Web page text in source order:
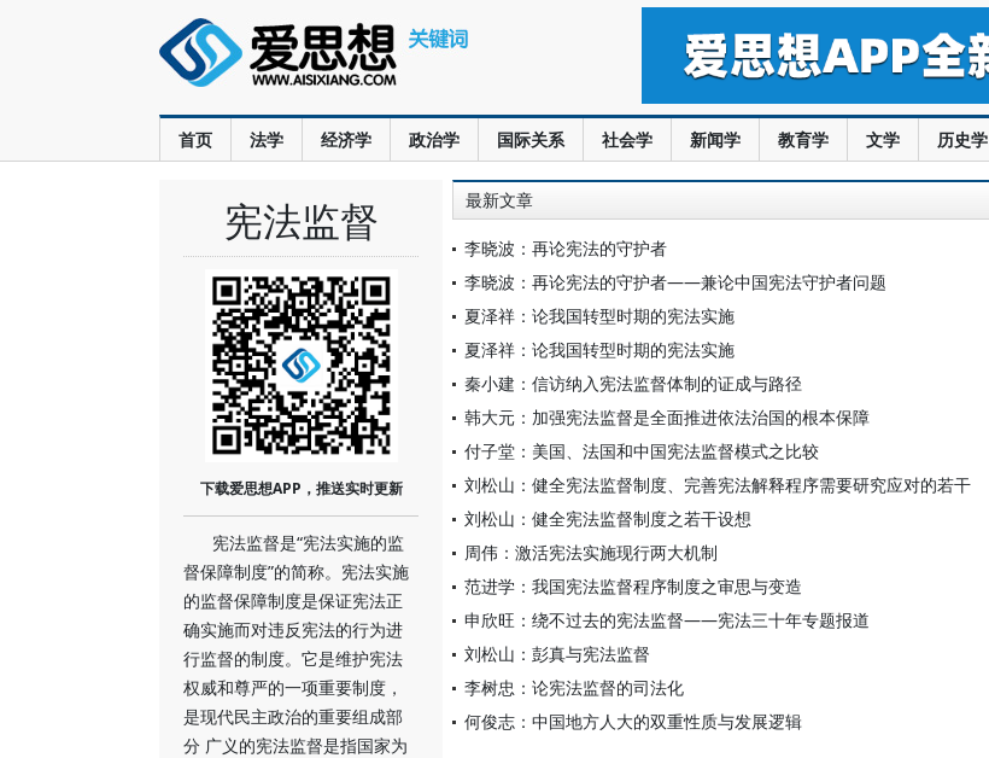
首页 法学 经济学 政治学 国际关系 社会学 新闻学 教育学 文学 历史学
宪法监督
下载爱思想APP，推送实时更新
宪法监督是“宪法实施的监
督保障制度”的简称。宪法实施
的监督保障制度是保证宪法正
确实施而对违反宪法的行为进
行监督的制度。它是维护宪法
权威和尊严的一项重要制度，
是现代民主政治的重要组成部
分 广义的宪法监督是指国家为
最新文章
李晓波：再论宪法的守护者
李晓波：再论宪法的守护者——兼论中国宪法守护者问题
夏泽祥：论我国转型时期的宪法实施
夏泽祥：论我国转型时期的宪法实施
秦小建：信访纳入宪法监督体制的证成与路径
韩大元：加强宪法监督是全面推进依法治国的根本保障
付子堂：美国、法国和中国宪法监督模式之比较
刘松山：健全宪法监督制度、完善宪法解释程序需要研究应对的若干
刘松山：健全宪法监督制度之若干设想
周伟：激活宪法实施现行两大机制
范进学：我国宪法监督程序制度之审思与变造
申欣旺：绕不过去的宪法监督——宪法三十年专题报道
刘松山：彭真与宪法监督
李树忠：论宪法监督的司法化
何俊志：中国地方人大的双重性质与发展逻辑